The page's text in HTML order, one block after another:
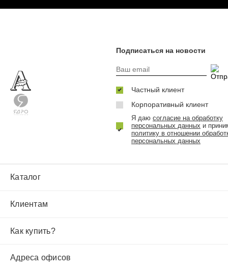
Каталог
Клиентам
Как купить?
Адреса офисов
Подписаться на новости
Частный клиент
Корпоративный клиент
Я даю согласие на обработку
персональных данных и
политику в отношении
персональных данных